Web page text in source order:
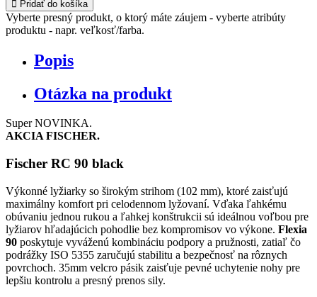
Pridať do košíka
Vyberte presný produkt, o ktorý máte záujem - vyberte atribúty
produktu - napr. veľkosť/farba.
Popis
Otázka na produkt
Super NOVINKA.
AKCIA FISCHER.
Fischer RC 90 black
Výkonné lyžiarky so širokým strihom (102 mm), ktoré zaisťujú
maximálny komfort pri celodennom lyžovaní. Vďaka ľahkému
obúvaniu jednou rukou a ľahkej konštrukcii sú ideálnou voľbou pre
lyžiarov hľadajúcich pohodlie bez kompromisov vo výkone. Flexia
90 poskytuje vyváženú kombináciu podpory a pružnosti, zatiaľ čo
podrážky ISO 5355 zaručujú stabilitu a bezpečnosť na rôznych
povrchoch. 35mm velcro pásik zaisťuje pevné uchytenie nohy pre
lepšiu kontrolu a presný prenos sily.